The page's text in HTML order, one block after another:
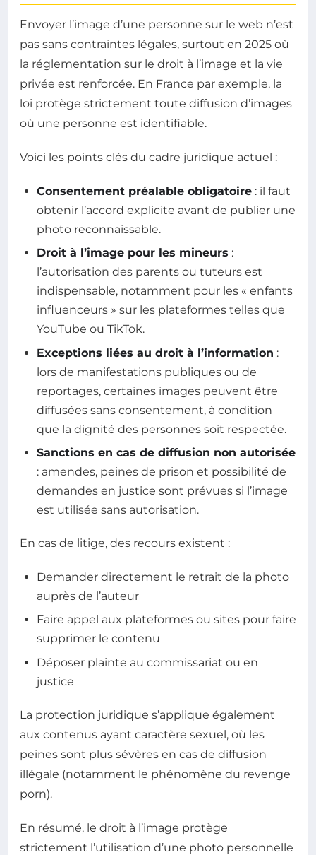
Envoyer l’image d’une personne sur le web n’est
pas sans contraintes légales, surtout en 2025 où
la réglementation sur le droit à l’image et la vie
privée est renforcée. En France par exemple, la
loi protège strictement toute diffusion d’images
où une personne est identifiable.
Voici les points clés du cadre juridique actuel :
Consentement préalable obligatoire : il faut
obtenir l’accord explicite avant de publier une
photo reconnaissable.
Droit à l’image pour les mineurs :
l’autorisation des parents ou tuteurs est
indispensable, notamment pour les « enfants
influenceurs » sur les plateformes telles que
YouTube ou TikTok.
Exceptions liées au droit à l’information :
lors de manifestations publiques ou de
reportages, certaines images peuvent être
diffusées sans consentement, à condition
que la dignité des personnes soit respectée.
Sanctions en cas de diffusion non autorisée
: amendes, peines de prison et possibilité de
demandes en justice sont prévues si l’image
est utilisée sans autorisation.
En cas de litige, des recours existent :
Demander directement le retrait de la photo
auprès de l’auteur
Faire appel aux plateformes ou sites pour faire
supprimer le contenu
Déposer plainte au commissariat ou en
justice
La protection juridique s’applique également
aux contenus ayant caractère sexuel, où les
peines sont plus sévères en cas de diffusion
illégale (notamment le phénomène du revenge
porn).
En résumé, le droit à l’image protège
strictement l’utilisation d’une photo personnelle